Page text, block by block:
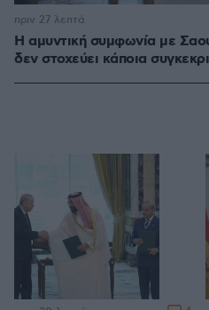
Η αμυντική συμφωνία με
δεν στοχεύει κάποια
πριν 27 λεπτά